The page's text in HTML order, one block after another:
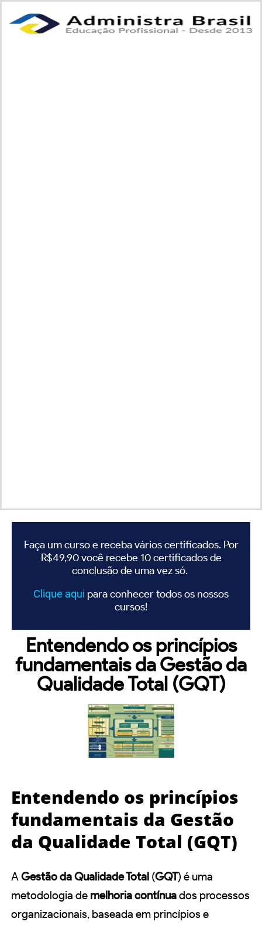
Faça um curso e receba vários certificados. Por
R$49,90 você recebe 10 certificados de
conclusão de uma vez só.
Clique aqui para conhecer todos os nossos
cursos!
Entendendo os princípios
fundamentais da Gestão da
Qualidade Total (GQT)
Entendendo os princípios
fundamentais da Gestão
da Qualidade Total (GQT)
AGestão da Qualidade Total (GQT) é uma
metodologia de melhoria contínuados processos
organizacionais, baseada em princípios e